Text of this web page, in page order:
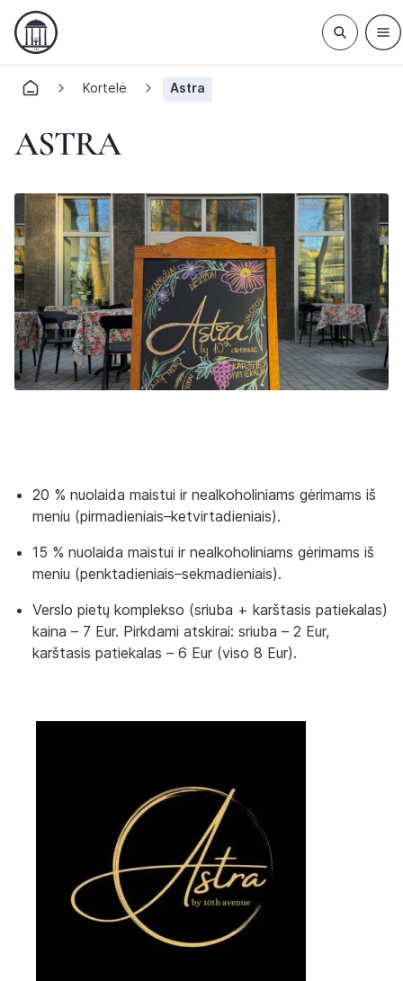
Kortelė Astra
ASTRA
20 % nuolaida maistui ir nealkoholiniams gėrimams iš
meniu (pirmadieniais–ketvirtadieniais).
15 % nuolaida maistui ir nealkoholiniams gėrimams iš
meniu (penktadieniais–sekmadieniais).
Verslo pietų komplekso (sriuba + karštasis patiekalas)
kaina – 7 Eur. Pirkdami atskirai: sriuba – 2 Eur,
karštasis patiekalas – 6 Eur (viso 8 Eur).